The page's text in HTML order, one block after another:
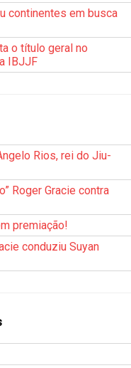
continentes em busca
o título geral no
IBJJF
Rios, rei do Jiu-
Roger Gracie contra
premiação!
conduziu Suyan